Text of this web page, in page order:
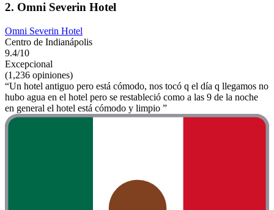
2. Omni Severin Hotel
Omni Severin Hotel
Centro de Indianápolis
9.4/10
Excepcional
(1,236 opiniones)
“Un hotel antiguo pero está cómodo, nos tocó q el día q llegamos no
hubo agua en el hotel pero se restableció como a las 9 de la noche
en general el hotel está cómodo y limpio ”